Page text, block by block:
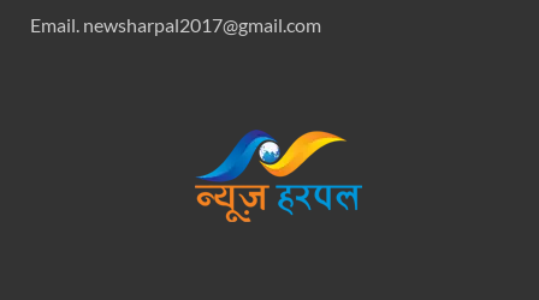
Email. newsharpal2017@gmail.com